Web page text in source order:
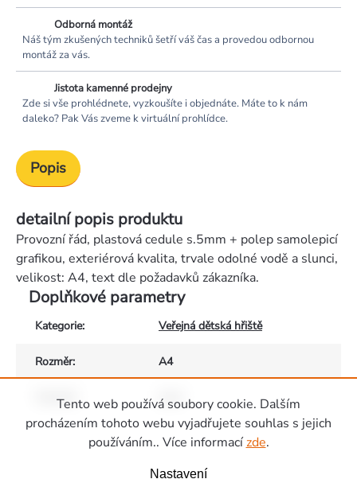
Tento web používá soubory cookie. Dalším
procházením tohoto webu vyjadřujete souhlas s jejich
používáním.. Více informacízde.
Nastavení
Odborná montáž
Náš tým zkušených techniků šetří váš čas a provedou odbornou
montáž za vás.
Jistota kamenné prodejny
Zde si vše prohlédnete, vyzkoušíte i objednáte. Máte to k nám
daleko? Pak Vás zveme k virtuální prohlídce.
Popis
detailní popis produktu
Provozní řád, plastová cedule s.5mm + polep samolepicí
grafikou, exteriérová kvalita, trvale odolné vodě a slunci,
velikost: A4, text dle požadavků zákazníka.
Doplňkové parametry
Kategorie: Veřejná dětská hřiště
Rozměr: A4
Materiál plast
Zápatí